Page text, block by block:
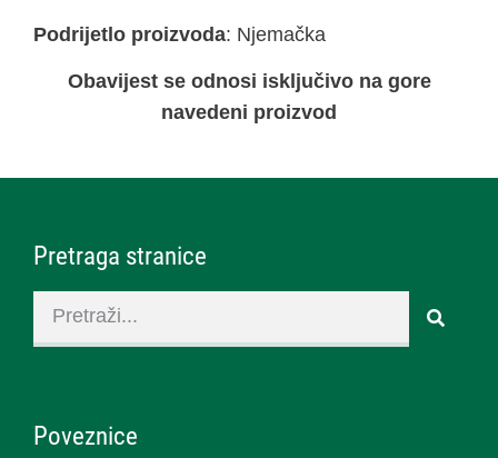
Podrijetlo proizvoda: Njemačka
Obavijest se odnosi isključivo na gore
navedeni proizvod
Pretraga stranice
Poveznice